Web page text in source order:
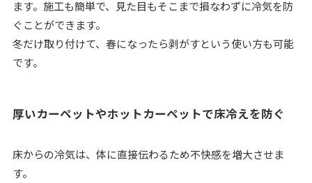
ます。施工も簡単で、見た目もそこまで損なわずに冷気を防
ぐことができます。
冬だけ取り付けて、春になったら剥がすという使い方も可能
です。
厚いカーペットやホットカーペットで床冷えを防ぐ
床からの冷気は、体に直接伝わるため不快感を増大させま
す。